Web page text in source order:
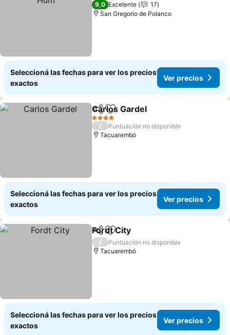
9,0 Excelente
17
San Gregorio de Polanco
Seleccioná las fechas para ver los precios
exactos
Ver precios
CompartirAñadir a favoritos
Carlos Gardel
4 Estrellas
/
Puntuación no disponible
Tacuarembó
Seleccioná las fechas para ver los precios
exactos
Ver precios
CompartirAñadir a favoritos
Fordt City
/
Puntuación no disponible
Tacuarembó
Seleccioná las fechas para ver los precios
exactos
Ver precios